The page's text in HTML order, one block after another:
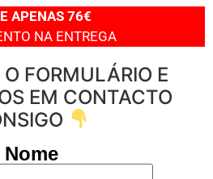
APENAS 76€
NA ENTREGA
FORMULÁRIO E
EM CONTACTO
Nome